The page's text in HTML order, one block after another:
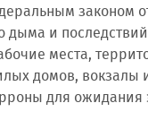
законом
и
места,
домов, вокзалы
для ожидания